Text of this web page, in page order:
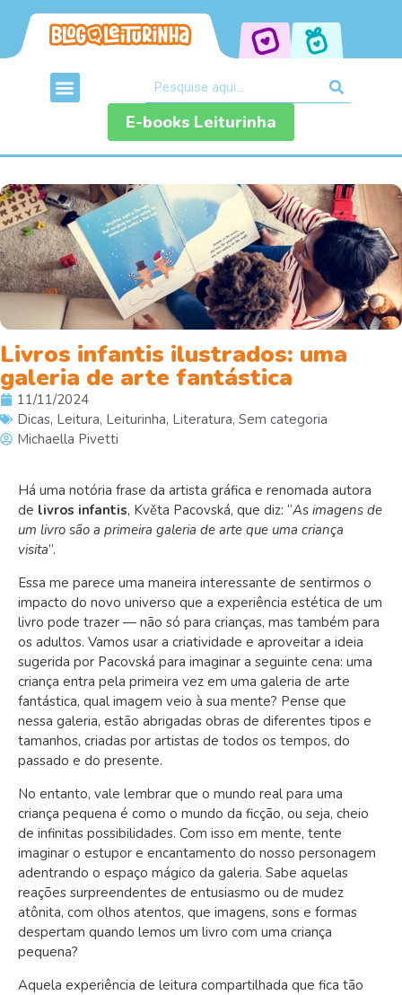
E-books Leiturinha
Livros infantis ilustrados: uma
galeria de arte fantástica
11/11/2024
Dicas, Leitura, Leiturinha, Literatura, Sem categoria
Michaella Pivetti
Há uma notória frase da artista gráfica e renomada autora
de livros infantis, Květa Pacovská, que diz: “As imagens de
um livro são a primeira galeria de arte que uma criança
visita”.
Essa me parece uma maneira interessante de sentirmos o
impacto do novo universo que a experiência estética de um
livro pode trazer — não só para crianças, mas também para
os adultos. Vamos usar a criatividade e aproveitar a ideia
sugerida por Pacovská para imaginar a seguinte cena: uma
criança entra pela primeira vez em uma galeria de arte
fantástica, qual imagem veio à sua mente? Pense que
nessa galeria, estão abrigadas obras de diferentes tipos e
tamanhos, criadas por artistas de todos os tempos, do
passado e do presente.
No entanto, vale lembrar que o mundo real para uma
criança pequena é como o mundo da ficção, ou seja, cheio
de infinitas possibilidades. Com isso em mente, tente
imaginar o estupor e encantamento do nosso personagem
adentrando o espaço mágico da galeria. Sabe aquelas
reações surpreendentes de entusiasmo ou de mudez
atônita, com olhos atentos, que imagens, sons e formas
despertam quando lemos um livro com uma criança
pequena?
Aquela experiência de leitura compartilhada que fica tão